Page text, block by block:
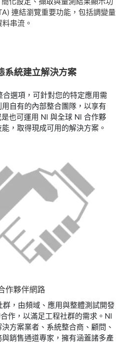
連結瀏覽重要功能，包括調變量
串流。
系統建立解決方案
選項，可針對您的特定應用需
自有的內部整合團隊，以享有
也可運用 NI 與全球 NI 合作夥
，取得現成可用的解決方案。
作夥伴網路
群，由頻域、應用與整體測試開發
作，以滿足工程社群的需求。NI
方案業者、系統整合商、顧問、
銷售通道專家，擁有涵蓋諸多產